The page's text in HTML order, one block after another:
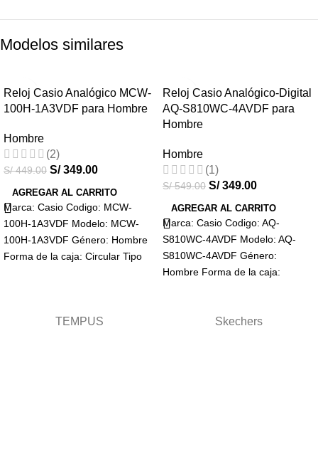
Modelos similares
-22%
Reloj Casio Analógico MCW-
100H-1A3VDF para Hombre
Hombre
(2)
S/449.00 S/349.00
AGREGAR AL CARRITO
Marca: Casio Codigo: MCW-
100H-1A3VDF Modelo: MCW-
100H-1A3VDF Género: Hombre
Forma de la caja: Circular Tipo
-36%
HOT
Reloj Casio Analógico-Digital
AQ-S810WC-4AVDF para
Hombre
Hombre
(1)
S/549.00 S/349.00
AGREGAR AL CARRITO
Marca: Casio Codigo: AQ-
S810WC-4AVDF Modelo: AQ-
S810WC-4AVDF Género:
Hombre Forma de la caja:
TEMPUS Skechers